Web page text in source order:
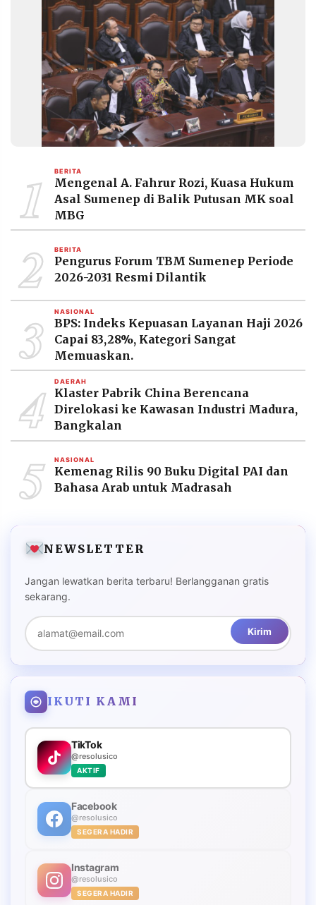
1 BERITA
Mengenal A. Fahrur Rozi, Kuasa Hukum
Asal Sumenep di Balik Putusan MK soal
MBG
2 BERITA
Pengurus Forum TBM Sumenep Periode
2026-2031 Resmi Dilantik
3 NASIONAL
BPS: Indeks Kepuasan Layanan Haji 2026
Capai 83,28%, Kategori Sangat
Memuaskan.
4 DAERAH
Klaster Pabrik China Berencana
Direlokasi ke Kawasan Industri Madura,
Bangkalan
5 NASIONAL
Kemenag Rilis 90 Buku Digital PAI dan
Bahasa Arab untuk Madrasah
NEWSLETTER
Jangan lewatkan berita terbaru! Berlangganan gratis
sekarang.
Kirim
IKUTI KAMI
TikTok
@resolusico
AKTIF
Facebook
@resolusico
SEGERA HADIR
Instagram
@resolusico
SEGERA HADIR